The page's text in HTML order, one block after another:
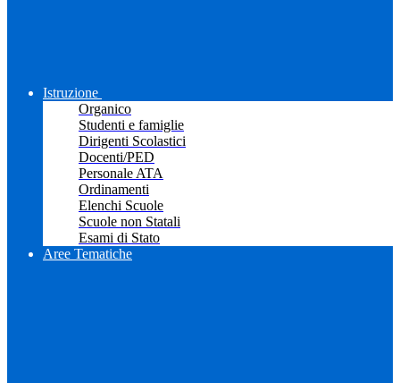
Istruzione
Organico
Studenti e famiglie
Dirigenti Scolastici
Docenti/PED
Personale ATA
Ordinamenti
Elenchi Scuole
Scuole non Statali
Esami di Stato
Aree Tematiche